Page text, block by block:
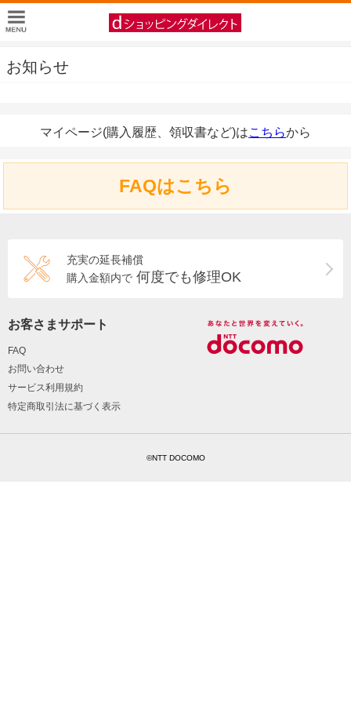
お知らせ
マイページ(購入履歴、領収書など)はこちらから
FAQはこちら
充実の延長補償
購入金額内で 何度でも修理OK
お客さまサポート
FAQ
お問い合わせ
サービス利用規約
特定商取引法に基づく表示
©NTT DOCOMO